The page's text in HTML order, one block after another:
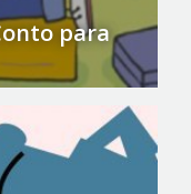
para